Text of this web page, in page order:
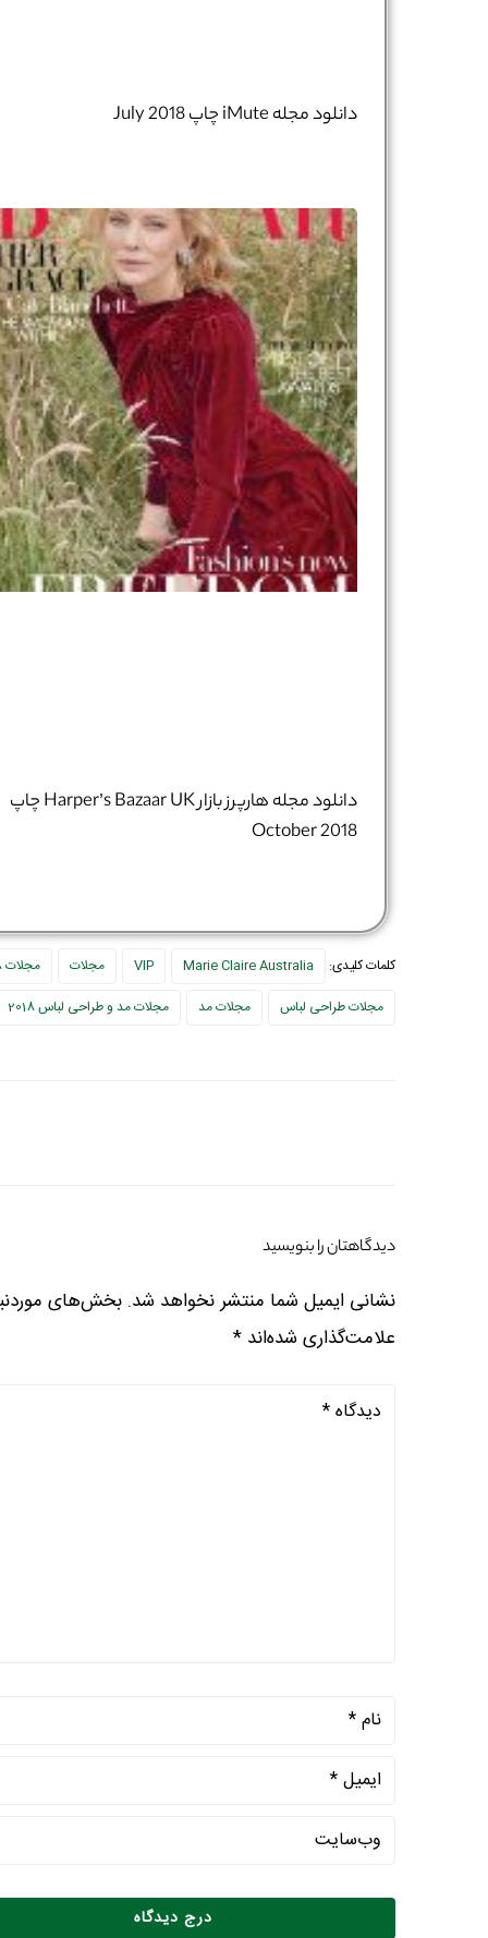
دانلود مجله iMute چاپ July 2018
دانلود مجله هارپرز بازار Harper’s Bazaar UK چاپ
October 2018
کلمات کلیدی: Marie Claire Australia
VIP مجلات
مجلات 2018
مجلات طراحی لباس
مجلات مد مجلات مد و طراحی لباس 2018
دیدگاهتان را بنویسید
نشانی ایمیل شما منتشر نخواهد شد. بخش‌های
علامت‌گذاری شده‌اند *